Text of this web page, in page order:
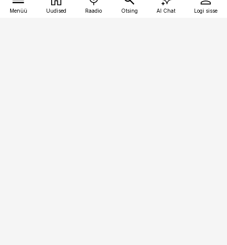
Menüü Uudised Raadio Otsing AI Chat Logi sisse